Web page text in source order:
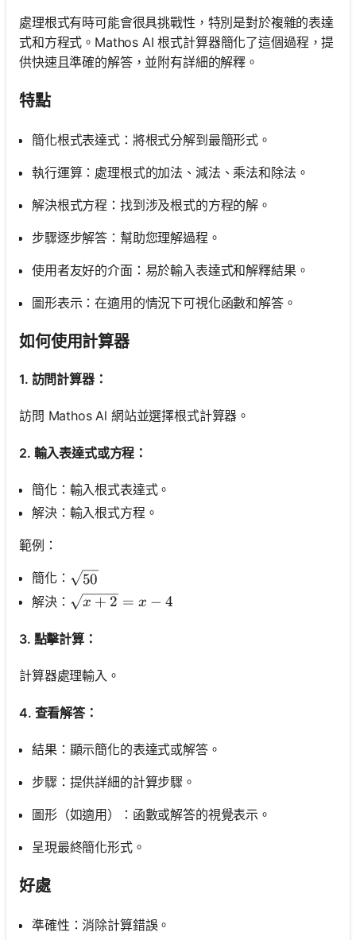
問
題
提
您
第
個
題
處理根式有時可能會很具挑戰性，特別是對於複雜的表達
式和方程式。Mathos AI 根式計算器簡化了這個過程，提
供快速且準確的解答，並附有詳細的解釋。
特點
簡化根式表達式：將根式分解到最簡形式。
執行運算：處理根式的加法、減法、乘法和除法。
解決根式方程：找到涉及根式的方程的解。
步驟逐步解答：幫助您理解過程。
使用者友好的介面：易於輸入表達式和解釋結果。
圖形表示：在適用的情況下可視化函數和解答。
如何使用計算器
1. 訪問計算器：
訪問 Mathos Al 網站並選擇根式計算器。
2. 輸入表達式或方程：
簡化：輸入根式表達式。
解決：輸入根式方程。
範例：
簡化： \sqrt{50}
50
解決： \sqrt{x+2}=x-4
x + 2 = x − 4
3. 點擊計算：
計算器處理輸入。
4. 查看解答：
結果：顯示簡化的表達式或解答。
步驟：提供詳細的計算步驟。
圖形（如適用）：函數或解答的視覺表示。
呈現最終簡化形式。
好處
準確性：消除計算錯誤。